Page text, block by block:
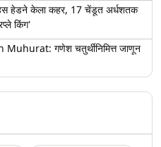
हेडने केला कहर, 17 चेंडूत अर्धशतक
किंग'
गणेश चतुर्थीनिमित्त जाणून